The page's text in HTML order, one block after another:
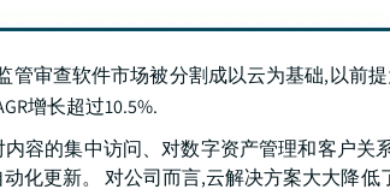
管审查软件市场被分割成以云为基础,以前
增长超过10.5%.
容的集中访问、对数字资产管理和客户
化更新。 对公司而言,云解决方案大大降